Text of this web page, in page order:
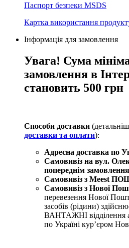
Паспорт безпеки MSDS
Картка використання
Інформація для замовлення
Увага! Сума
замовлення в
становить 500 грн
Способи доставки
доставки та оплати):
Адресна доставка по
Самовивіз на вул.
попереднім
Самовивіз з Meest
Самовивіз з Нової
перевезення Нової
засобів (рідини)
ВАНТАЖНІ відділення
по Україні курʼєром